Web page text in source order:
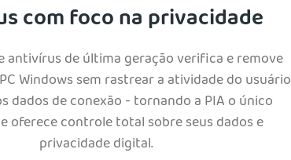
com foco na privacidade
antivírus de última geração verifica e remove
Windows sem rastrear a atividade do usuário
dados de conexão - tornando a PIA o único
oferece controle total sobre seus dados e
privacidade digital.